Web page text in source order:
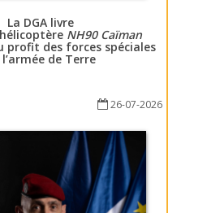
La DGA livre
NH90 Caïman
profit des forces spéciales
l’armée de Terre
26-07-2026